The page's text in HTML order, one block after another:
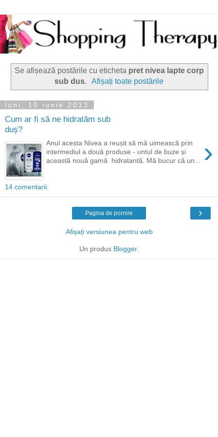
Se afișează postările cu eticheta pret nivea lapte corp
sub dus. Afișați toate postările
luni, 10 iunie 2013
Cum ar fi să ne hidratăm sub
duș?
›
Anul acesta Nivea a reușit să mă uimească prin
intermediul a două produse - untul de buze și
această nouă gamă hidratantă. Mă bucur că un...
14 comentarii:
›
Pagina de pornire
Afișați versiunea pentru web
Un produs Blogger.